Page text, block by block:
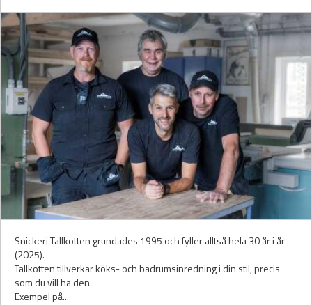
Snickeri Tallkotten grundades 1995 och fyller alltså hela 30 år i år
(2025).
Tallkotten tillverkar köks- och badrumsinredning i din stil, precis
som du vill ha den.
Exempel på...